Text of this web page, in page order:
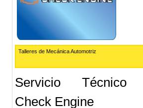
Talleres de Mecánica Automotriz
Servicio Técnico
Check Engine